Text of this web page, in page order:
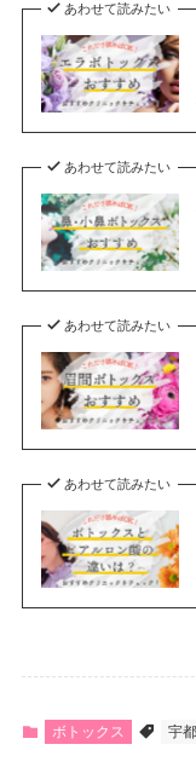
あわせて読みたい
あわせて読みたい
あわせて読みたい
あわせて読みたい
ボトックス 宇